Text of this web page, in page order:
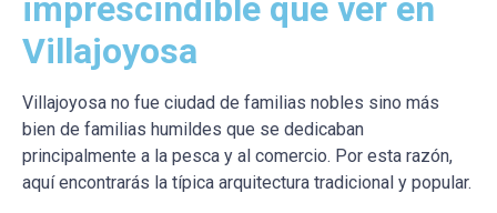
imprescindible que ver en
Villajoyosa
Villajoyosa no fue ciudad de familias nobles sino más
bien de familias humildes que se dedicaban
principalmente a la pesca y al comercio. Por esta razón,
aquí encontrarás la típica arquitectura tradicional y popular.